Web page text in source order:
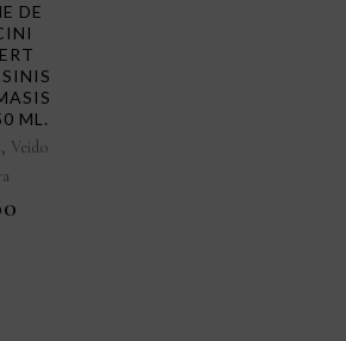
DE
ML.
, Veido